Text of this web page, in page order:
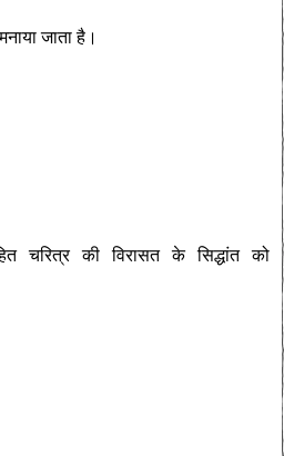
जाता है।
चरित्र की विरासत के सिद्धांत को